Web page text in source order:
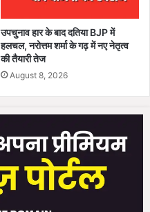
उपचुनाव हार के बाद दतिया BJP में
हलचल, नरोत्तम शर्मा के गढ़ में नए नेतृत्व
की तैयारी तेज
August 8, 2026